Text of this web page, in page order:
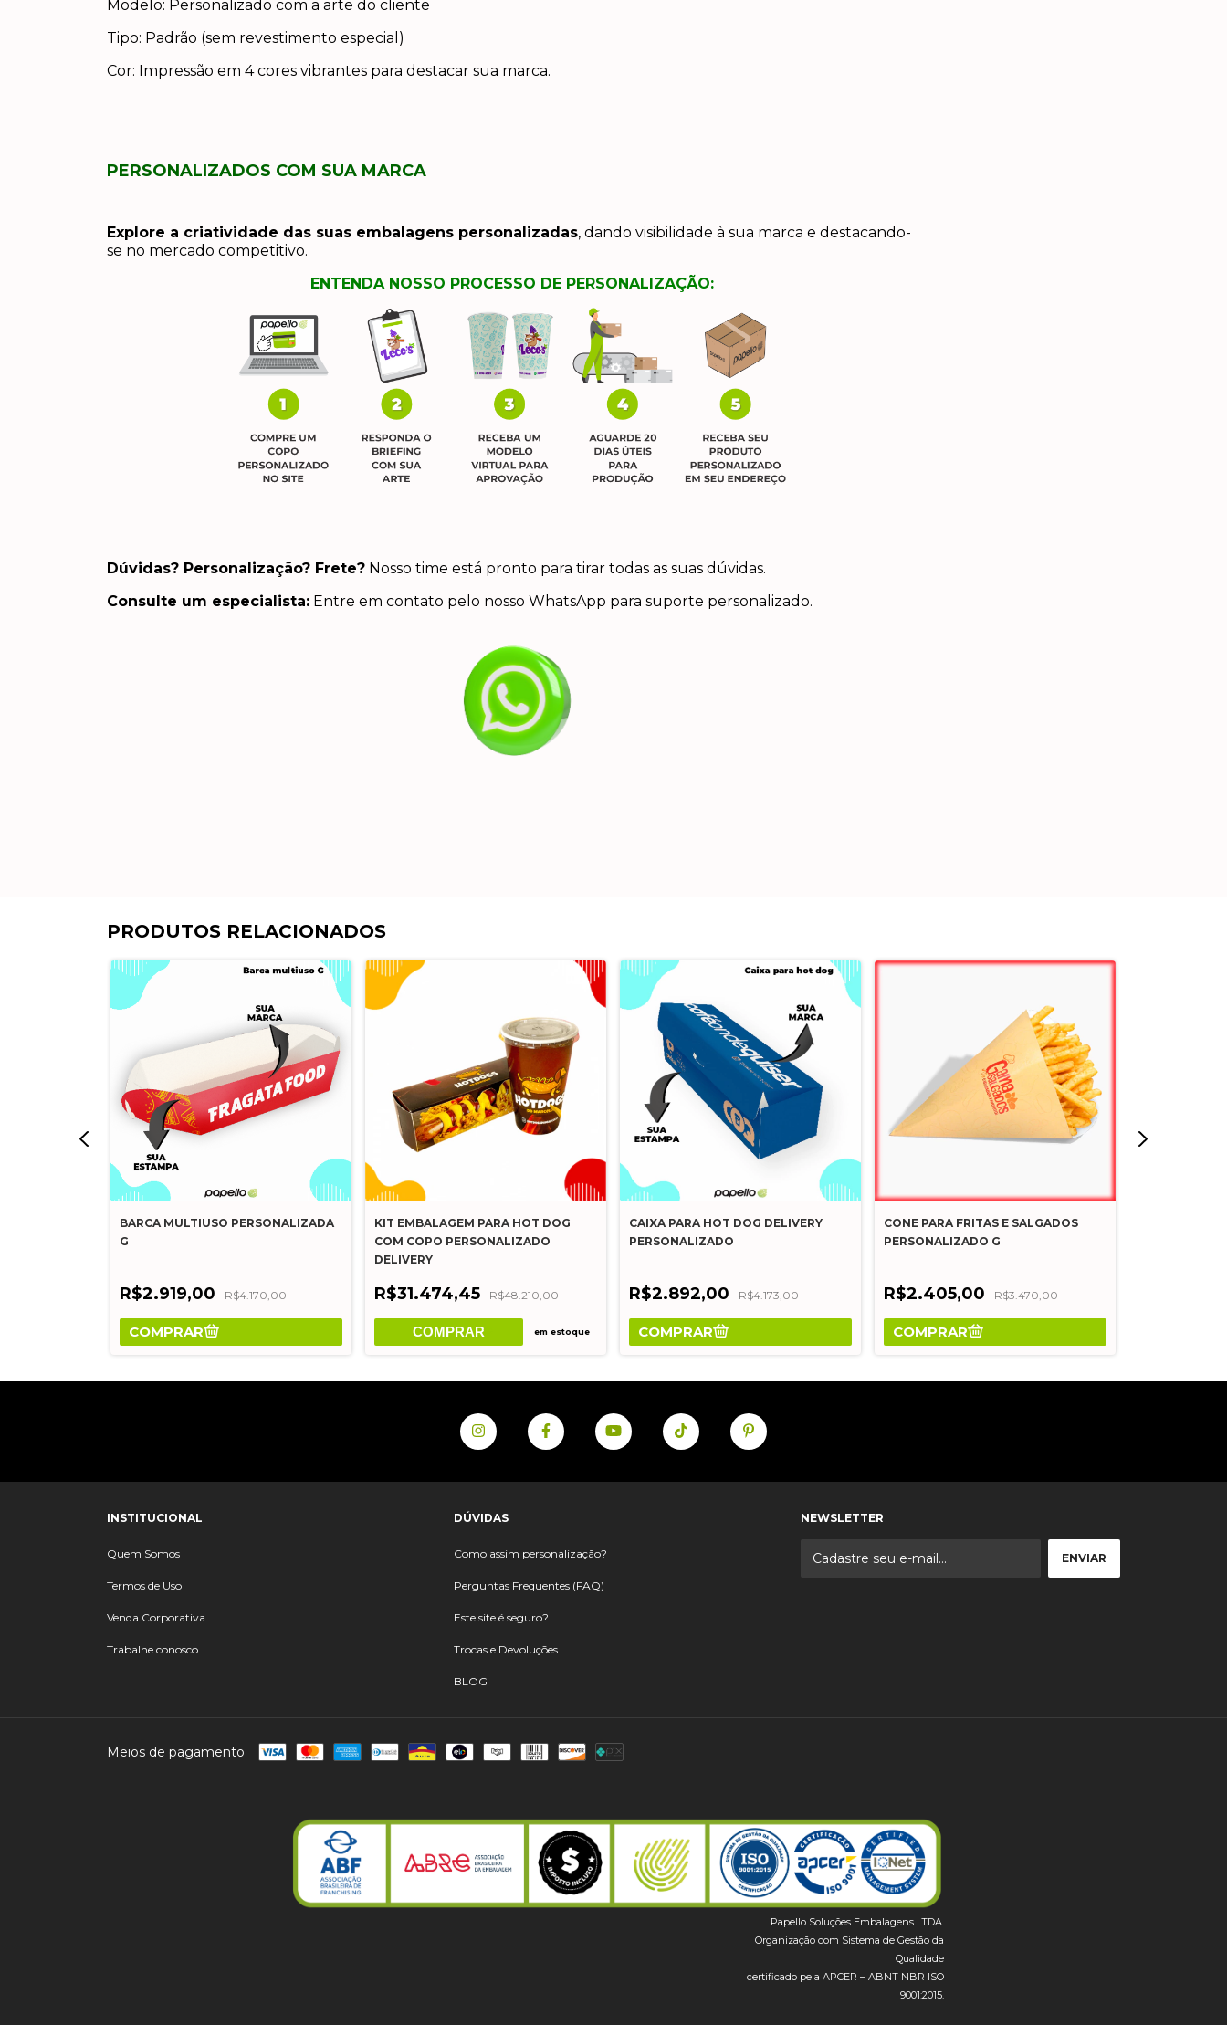
Modelo: Personalizado com a arte do cliente
Tipo: Padrão (sem revestimento especial)
Cor: Impressão em 4 cores vibrantes para destacar sua marca.
PERSONALIZADOS COM SUA MARCA
Explore a criatividade das suas embalagens personalizadas, dando visibilidade à sua marca e destacando-
se no mercado competitivo.
ENTENDA NOSSO PROCESSO DE PERSONALIZAÇÃO:
Dúvidas? Personalização? Frete? Nosso time está pronto para tirar todas as suas dúvidas.
Consulte um especialista: Entre em contato pelo nosso WhatsApp para suporte personalizado.
PRODUTOS RELACIONADOS
BARCA MULTIUSO PERSONALIZADA
G
R$2.919,00 R$4.170,00
COMPRAR
KIT EMBALAGEM PARA HOT DOG
COM COPO PERSONALIZADO
DELIVERY
R$31.474,45 R$48.210,00
COMPRAR em estoque
CAIXA PARA HOT DOG DELIVERY
PERSONALIZADO
R$2.892,00 R$4.173,00
COMPRAR
CONE PARA FRITAS E SALGADOS
PERSONALIZADO G
R$2.405,00 R$3.470,00
COMPRAR
INSTITUCIONAL
Quem Somos
Termos de Uso
Venda Corporativa
Trabalhe conosco
DÚVIDAS
Como assim personalização?
Perguntas Frequentes (FAQ)
Este site é seguro?
Trocas e Devoluções
BLOG
NEWSLETTER
Meios de pagamento
Papello Soluções Embalagens LTDA.
Organização com Sistema de Gestão da
Qualidade
certificado pela APCER – ABNT NBR ISO
9001:2015.